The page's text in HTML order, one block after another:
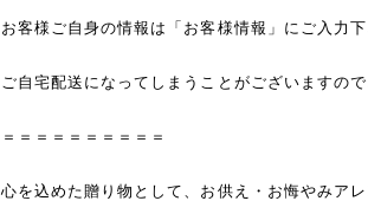
お客様ご自身の情報は「お客様情報」にご入力下
ご自宅配送になってしまうことがございますので
＝＝＝＝＝＝＝＝＝＝
心を込めた贈り物として、お供え・お悔やみア